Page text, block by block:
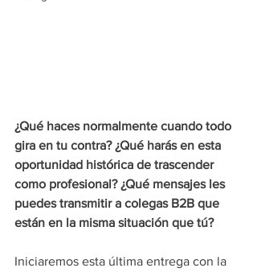
¿Qué haces normalmente cuando todo
gira en tu contra? ¿Qué harás en esta
oportunidad histórica de trascender
como profesional? ¿Qué mensajes les
puedes transmitir a colegas B2B que
están en la misma situación que tú?
Iniciaremos esta última entrega con la